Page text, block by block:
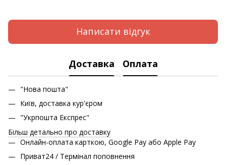
Написати відгук
Доставка Оплата
"Нова пошта"
Київ, доставка кур'єром
"Укрпошта Експрес"
Більш детально про доставку
Онлайн-оплата карткою, Google Pay або Apple Pay
Приват24 / Термінал поповнення